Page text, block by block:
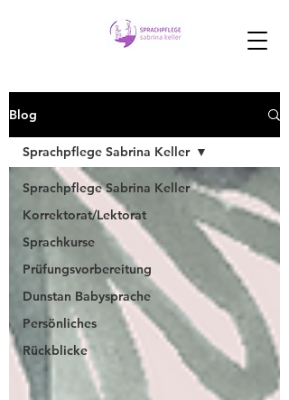
Blog
Sprachpflege Sabrina Keller
Korrektorat/Lektorat
Sprachkurse
Prüfungsvorbereitung
Dunstan Babysprache
Persönliches
Rückblicke
Sprachpflege Sabrina Keller